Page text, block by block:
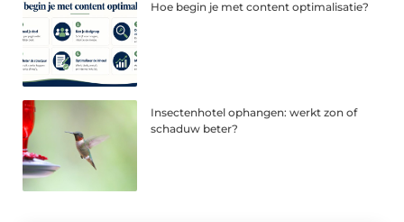
Hoe begin je met content optimalisatie?
Insectenhotel ophangen: werkt zon of
schaduw beter?